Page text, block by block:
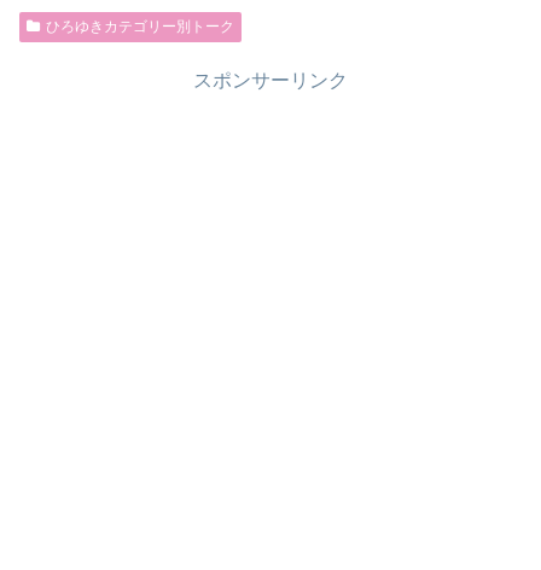
ひろゆきカテゴリー別トーク
スポンサーリンク